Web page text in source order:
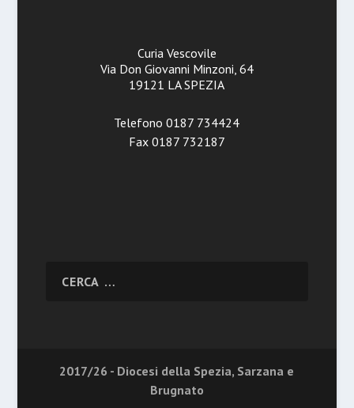
Curia Vescovile
Via Don Giovanni Minzoni, 64
19121 LA SPEZIA
Telefono 0187 734424
Fax 0187 732187
2017/26 - Diocesi della Spezia, Sarzana e
Brugnato